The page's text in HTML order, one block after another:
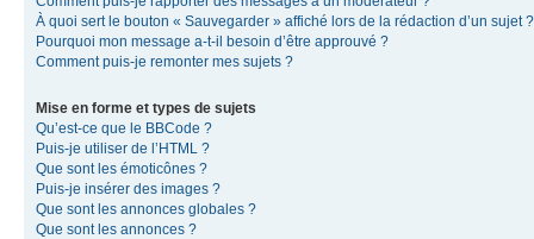
À quoi sert le bouton « Sauvegarder » affiché lors de la rédaction d’un sujet ?
Pourquoi mon message a-t-il besoin d’être approuvé ?
Comment puis-je remonter mes sujets ?
Mise en forme et types de sujets
Qu’est-ce que le BBCode ?
Puis-je utiliser de l’HTML ?
Que sont les émoticônes ?
Puis-je insérer des images ?
Que sont les annonces globales ?
Que sont les annonces ?